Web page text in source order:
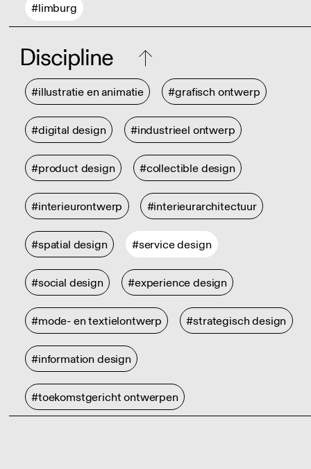
#limburg
Discipline
#illustratie en animatie #grafisch ontwerp
#digital design #industrieel ontwerp
#product design #collectible design
#interieurontwerp #interieurarchitectuur
#spatial design #service design
#social design #experience design
#mode- en textielontwerp #strategisch design
#information design
#toekomstgericht ontwerpen